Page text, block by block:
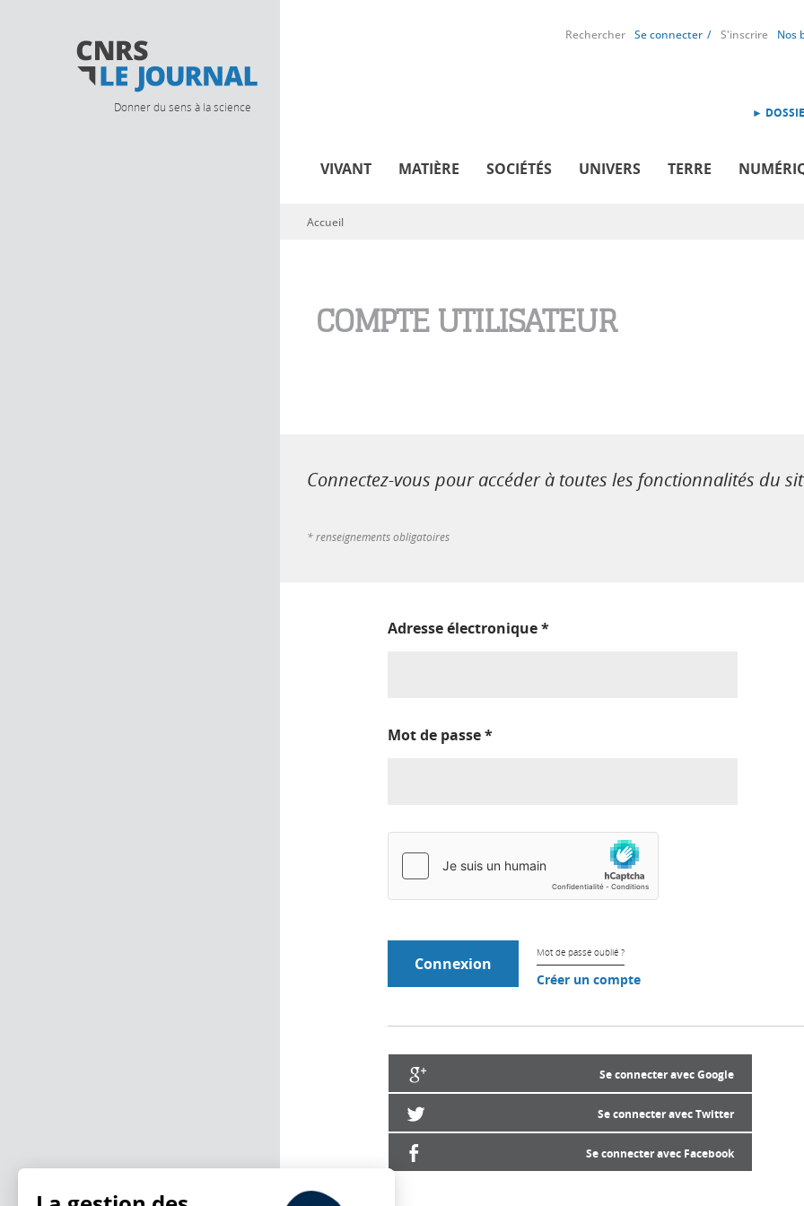
Donner du sens à la science
Rechercher Se connecter S'inscrire Nos
►
VIVANT MATIÈRE SOCIÉTÉS UNIVERS TERRE
Vous êtes ici
Accueil
COMPTE UTILISATEUR
Connectez-vous pour accéder à toutes les fonctionnalités du
* renseignements obligatoires
Adresse électronique*
Mot de passe*
Mot de passe oublié ?
Créer un compte
Se connecter avec Google
Se connecter avec Twitter
Se connecter avec Facebook